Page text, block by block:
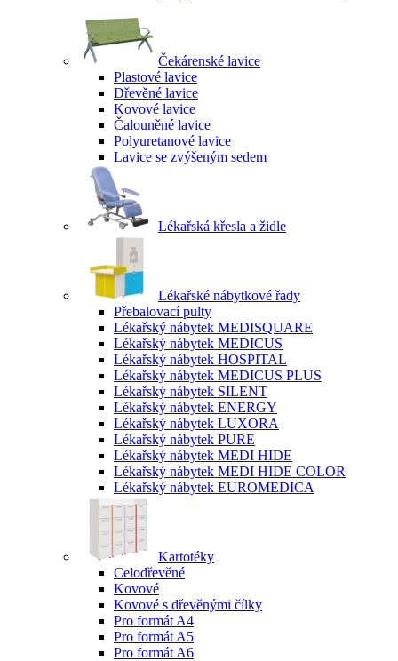
Čekárenské lavice
Plastové lavice
Dřevěné lavice
Kovové lavice
Čalouněné lavice
Polyuretanové lavice
Lavice se zvýšeným sedem
Lékařská křesla a židle
Lékařské nábytkové řady
Přebalovací pulty
Lékařský nábytek MEDISQUARE
Lékařský nábytek MEDICUS
Lékařský nábytek HOSPITAL
Lékařský nábytek MEDICUS PLUS
Lékařský nábytek SILENT
Lékařský nábytek ENERGY
Lékařský nábytek LUXORA
Lékařský nábytek PURE
Lékařský nábytek MEDI HIDE
Lékařský nábytek MEDI HIDE COLOR
Lékařský nábytek EUROMEDICA
Kartotéky
Celodřevěné
Kovové
Kovové s dřevěnými čílky
Pro formát A4
Pro formát A5
Pro formát A6